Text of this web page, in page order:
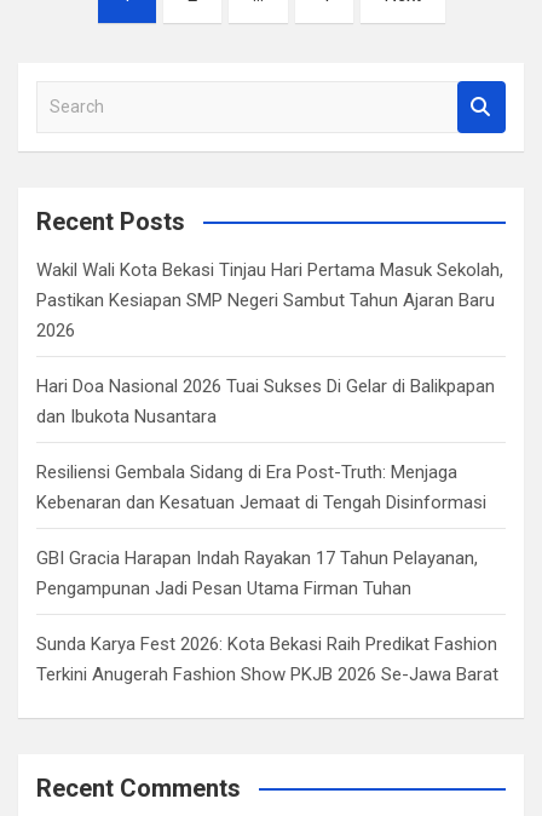
pagination
a
c
Recent Posts
Wakil Wali Kota Bekasi Tinjau Hari Pertama Masuk Sekolah,
Pastikan Kesiapan SMP Negeri Sambut Tahun Ajaran Baru
2026
Hari Doa Nasional 2026 Tuai Sukses Di Gelar di Balikpapan
dan Ibukota Nusantara
Resiliensi Gembala Sidang di Era Post-Truth: Menjaga
Kebenaran dan Kesatuan Jemaat di Tengah Disinformasi
GBI Gracia Harapan Indah Rayakan 17 Tahun Pelayanan,
Pengampunan Jadi Pesan Utama Firman Tuhan
Sunda Karya Fest 2026: Kota Bekasi Raih Predikat Fashion
Terkini Anugerah Fashion Show PKJB 2026 Se-Jawa Barat
Recent Comments